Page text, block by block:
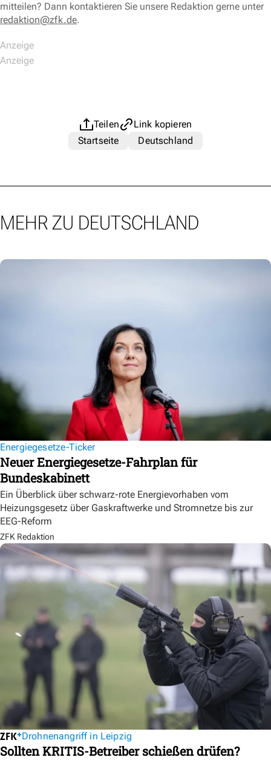
mitteilen? Dann kontaktieren Sie unsere Redaktion gerne unter
redaktion@zfk.de.
Teilen
Link kopieren
Startseite
Deutschland
MEHR ZU DEUTSCHLAND
Energiegesetze-Ticker
Neuer Energiegesetze-Fahrplan für
Bundeskabinett
Ein Überblick über schwarz-rote Energievorhaben vom
Heizungsgesetz über Gaskraftwerke und Stromnetze bis zur
EEG-Reform
ZFK Redaktion
Drohnenangriff in Leipzig
Sollten KRITIS-Betreiber schießen drüfen?